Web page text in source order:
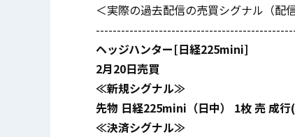
＜実際の過去配信の売買シグナル（配
ヘッジハンター[日経225mini]
2月20日売買
≪新規シグナル≫
先物 日経225mini（日中） 1枚 売 成行
≪決済シグナル≫